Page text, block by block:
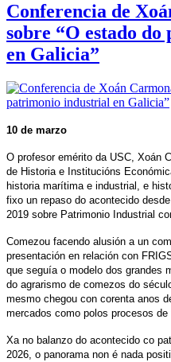
Conferencia de
sobre “O estado
en Galicia”
10 de marzo
O profesor emérito da USC, Xoán
de Historia e Institucións
historia marítima e industrial, e
fixo un repaso do acontecido
2019 sobre Patrimonio Industrial
Comezou facendo alusión a un
presentación en relación con
que seguía o modelo dos grandes
do agrarismo de comezos do
mesmo chegou con corenta anos
mercados como polos procesos
Xa no balanzo do acontecido co
2026, o panorama non é nada